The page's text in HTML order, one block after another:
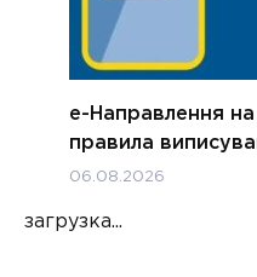
е-Направлення
правила
06.08.2026
загрузка...